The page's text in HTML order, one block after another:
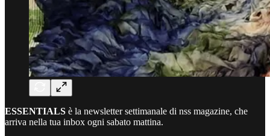
ESSENTIALS è la newsletter settimanale di nss magazine, che
arriva nella tua inbox ogni sabato mattina.